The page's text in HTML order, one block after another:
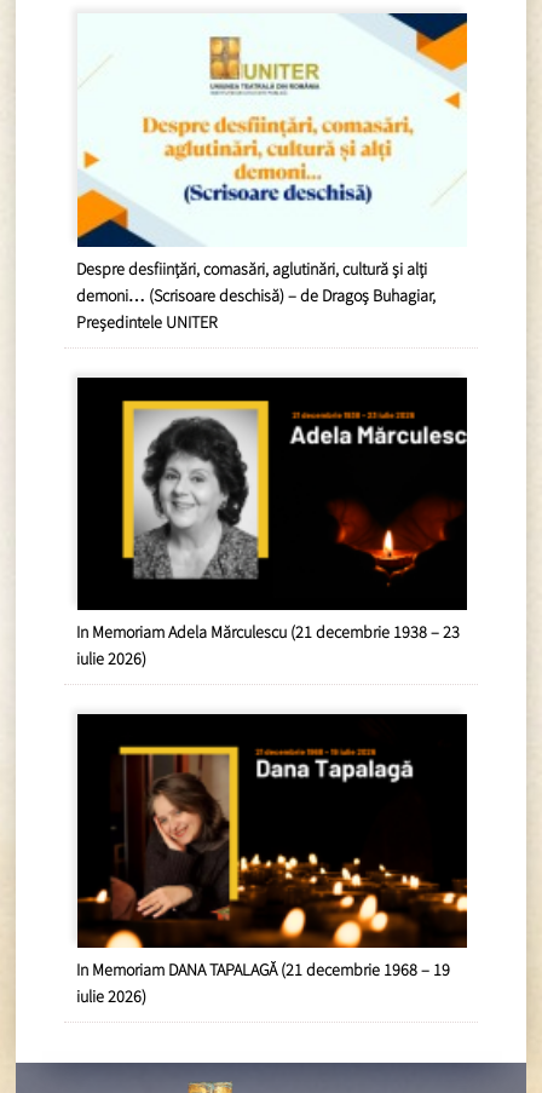
Despre desființări, comasări, aglutinări, cultură și alți
demoni… (Scrisoare deschisă) – de Dragoș Buhagiar,
Președintele UNITER
In Memoriam Adela Mărculescu (21 decembrie 1938 – 23
iulie 2026)
In Memoriam DANA TAPALAGĂ (21 decembrie 1968 – 19
iulie 2026)